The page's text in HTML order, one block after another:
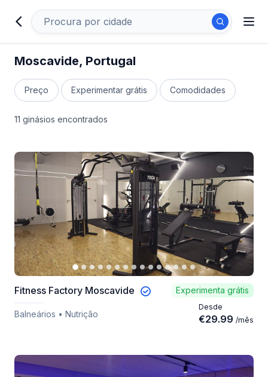
Moscavide, Portugal
Preço Experimentar grátis Comodidades
11 ginásios encontrados
Fitness Factory Moscavide
Balneários • Nutrição
Experimenta grátis
Desde
€29.99 /mês